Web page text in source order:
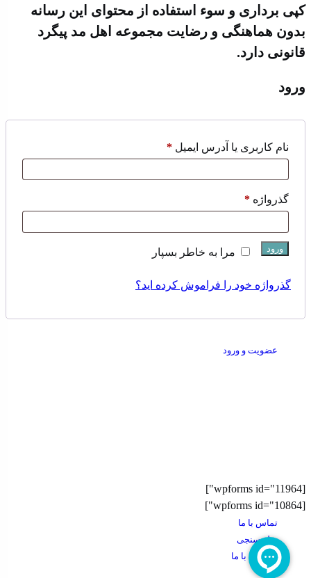
کپی برداری و سوء استفاده از محتوای این رسانه
بدون هماهنگی و رضایت مجموعه اهل مد پیگرد
قانونی دارد.
ورود
نام کاربری یا آدرس ایمیل *
گذرواژه *
مرا به خاطر بسپار ورود
گذرواژه خود را فراموش کرده اید؟
عضویت و ورود
[wpforms id="11964"]
[wpforms id="10864"]
تماس با ما
نظر سنجی
همکاری با ما